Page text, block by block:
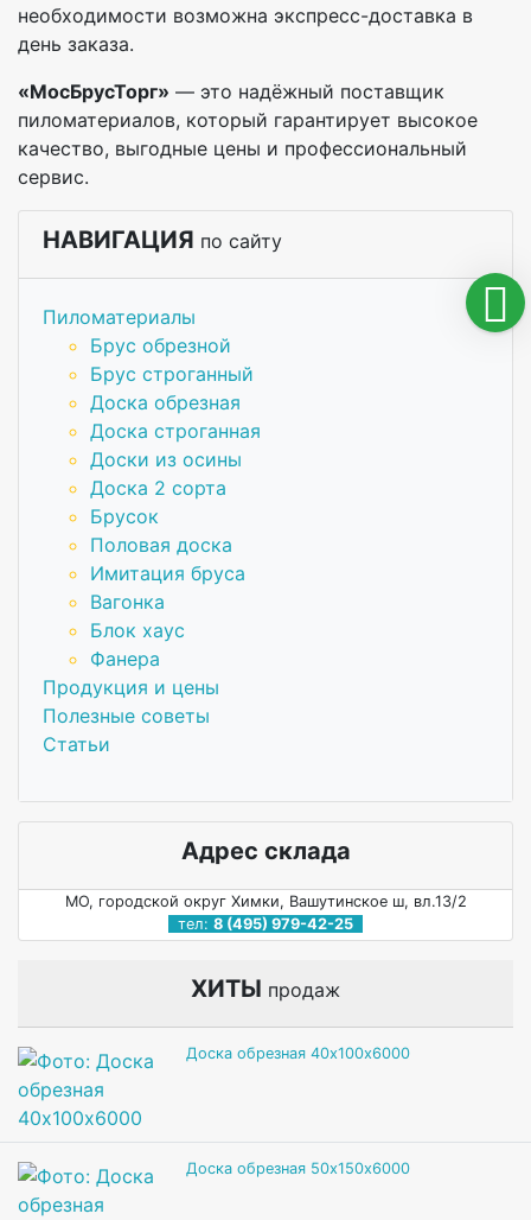
НАВИГАЦИЯ по сайту
Пиломатериалы
Брус обрезной
Брус строганный
Доска обрезная
Доска строганная
Доски из осины
Доска 2 сорта
Брусок
Половая доска
Имитация бруса
Вагонка
Блок хаус
Фанера
Продукция и цены
Полезные советы
Статьи
Адрес склада
МО, городской округ Химки, Вашутинское ш, вл.13/2
тел: 8 (495) 979-42-25
ХИТЫ продаж
Доска обрезная 40х100х6000
Доска обрезная 50х150х6000
необходимости возможна экспресс-доставка в
день заказа.
«МосБрусТорг» — это надёжный поставщик
пиломатериалов, который гарантирует высокое
качество, выгодные цены и профессиональный
сервис.